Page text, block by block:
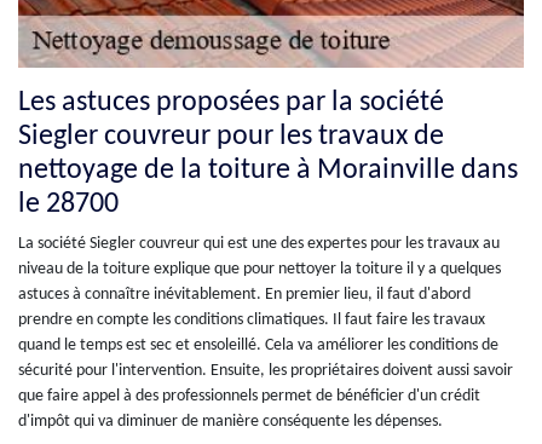
Les astuces proposées par la société
Siegler couvreur pour les travaux de
nettoyage de la toiture à Morainville dans
le 28700
La société Siegler couvreur qui est une des expertes pour les travaux au
niveau de la toiture explique que pour nettoyer la toiture il y a quelques
astuces à connaître inévitablement. En premier lieu, il faut d'abord
prendre en compte les conditions climatiques. Il faut faire les travaux
quand le temps est sec et ensoleillé. Cela va améliorer les conditions de
sécurité pour l'intervention. Ensuite, les propriétaires doivent aussi savoir
que faire appel à des professionnels permet de bénéficier d'un crédit
d'impôt qui va diminuer de manière conséquente les dépenses.